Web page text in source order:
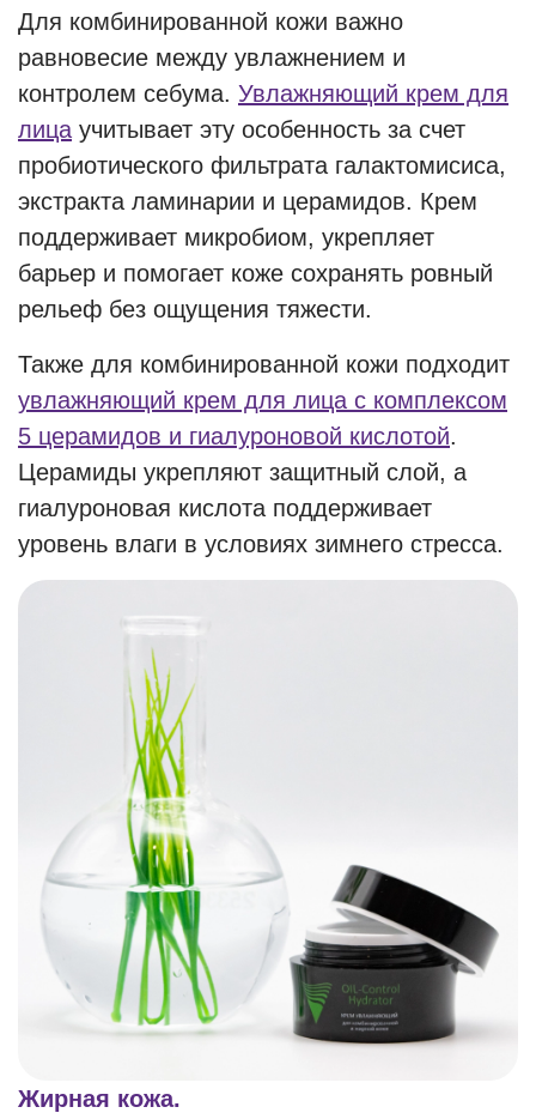
Для комбинированной кожи важно
равновесие между увлажнением и
контролем себума. Увлажняющий крем для
лица учитывает эту особенность за счет
пробиотического фильтрата галактомисиса,
экстракта ламинарии и церамидов. Крем
поддерживает микробиом, укрепляет
барьер и помогает коже сохранять ровный
рельеф без ощущения тяжести.
Также для комбинированной кожи подходит
увлажняющий крем для лица с комплексом
5 церамидов и гиалуроновой кислотой.
Церамиды укрепляют защитный слой, а
гиалуроновая кислота поддерживает
уровень влаги в условиях зимнего стресса.
Жирная кожа.